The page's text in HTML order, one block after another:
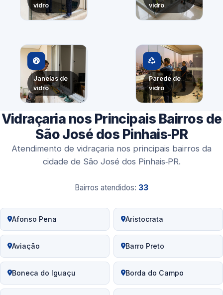
vidro
vidro
Janelas de
vidro
Parede de
vidro
Vidraçaria nos Principais Bairros de
São José dos Pinhais‑PR
Atendimento de vidraçaria nos principais bairros da
cidade de São José dos Pinhais‑PR.
Bairros atendidos: 33
Afonso Pena Aristocrata
Aviação Barro Preto
Boneca do Iguaçu Borda do Campo